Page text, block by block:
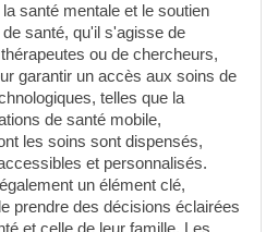
santé mentale et le soutien
santé, qu'il s'agisse de
ou de chercheurs,
garantir un accès aux soins de
telles que la
de santé mobile,
les soins sont dispensés,
et personnalisés.
un élément clé,
prendre des décisions éclairées
et celle de leur famille. Les